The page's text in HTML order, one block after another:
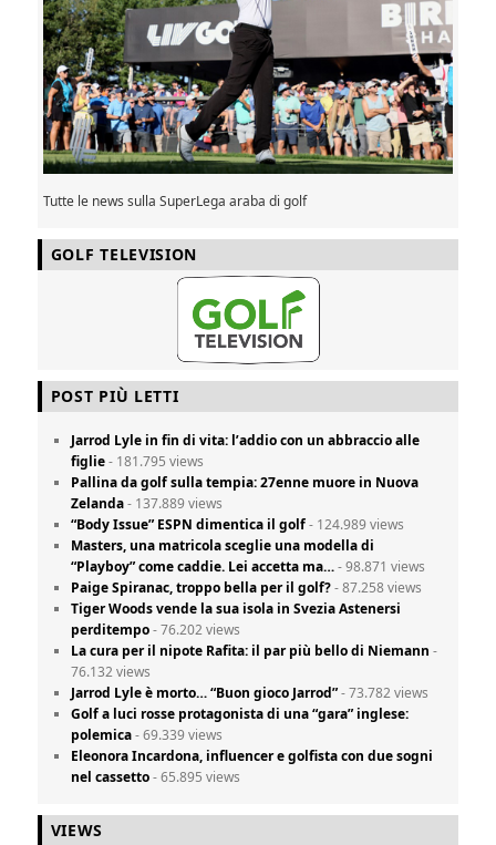
Tutte le news sulla SuperLega araba di golf
GOLF TELEVISION
POST PIÙ LETTI
Jarrod Lyle in fin di vita: l’addio con un abbraccio alle
figlie- 181.795 views
Pallina da golf sulla tempia: 27enne muore in Nuova
Zelanda- 137.889 views
“Body Issue” ESPN dimentica il golf- 124.989 views
Masters, una matricola sceglie una modella di
“Playboy” come caddie. Lei accetta ma…- 98.871 views
Paige Spiranac, troppo bella per il golf?- 87.258 views
Tiger Woods vende la sua isola in Svezia Astenersi
perditempo- 76.202 views
La cura per il nipote Rafita: il par più bello di Niemann -
76.132 views
Jarrod Lyle è morto… “Buon gioco Jarrod”- 73.782 views
Golf a luci rosse protagonista di una “gara” inglese:
polemica- 69.339 views
Eleonora Incardona, influencer e golfista con due sogni
nel cassetto- 65.895 views
VIEWS